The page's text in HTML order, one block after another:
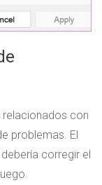
con
problemas. El
corregir el